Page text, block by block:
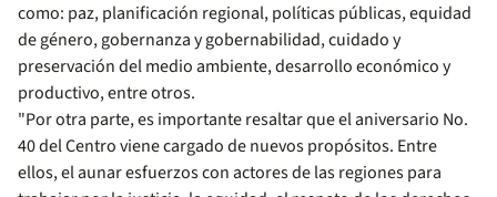
como: paz, planificación regional, políticas públicas, equidad
de género, gobernanza y gobernabilidad, cuidado y
preservación del medio ambiente, desarrollo económico y
productivo, entre otros.
"Por otra parte, es importante resaltar que el aniversario No.
40 del Centro viene cargado de nuevos propósitos. Entre
ellos, el aunar esfuerzos con actores de las regiones para